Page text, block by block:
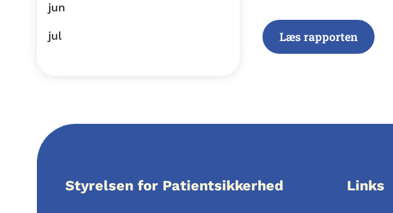
jun
jul Læs rapporten
Styrelsen for Patientsikkerhed Links